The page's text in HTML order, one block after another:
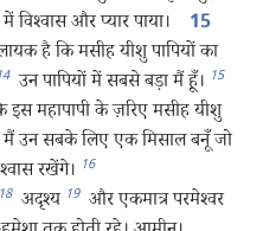
और प्यार पाया।
15
है कि मसीह यीशु पापियों का
उन पापियों में सबसे बड़ा मैं हूँ। 15
इस महापापी के ज़रिए मसीह यीशु
मैं उन सबके लिए एक मिसाल बनूँ जो
रखेंगे। 16
18 अदृश्‍य 19 और एकमात्र परमेश्‍वर